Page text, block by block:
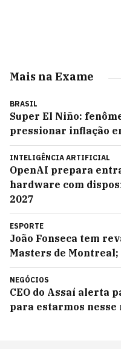
Mais na Exame
BRASIL
Super El Niño:
pressionar inflação
INTELIGÊNCIA ARTIFICIAL
OpenAI prepara
hardware com
2027
ESPORTE
João Fonseca tem
Masters de Montreal;
NEGÓCIOS
CEO do Assaí alerta
para estarmos nesse